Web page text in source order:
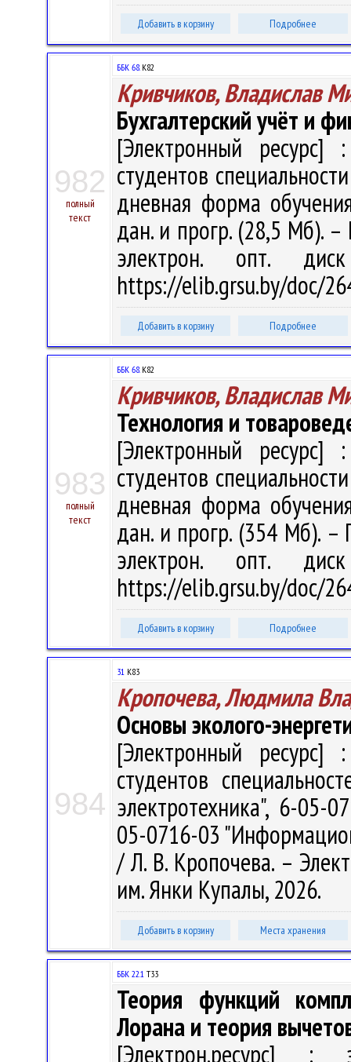
Добавить в корзину Подробнее
982
полный
текст
ББК 68.К82
Кривчиков, Владислав
Бухгалтерский учёт и
[Электронный ресурс]
студентов
дневная форма
дан. и прогр. (28,5 Мб).
электрон. опт.
https://elib.grsu.by/doc/
Добавить в корзину Подробнее
983
полный
текст
ББК 68.К82
Кривчиков, Владислав
Технология и
[Электронный ресурс]
студентов
дневная форма
дан. и прогр. (354 Мб). –
электрон. опт.
https://elib.grsu.by/doc/
Добавить в корзину Подробнее
984
31 К83
Кропочева, Людмила
Основы эколого-
[Электронный ресурс]
студентов
электротехника", 6-05-
05-0716-03
/ Л. В. Кропочева. –
им. Янки Купалы, 2026.
Добавить в корзину Места хранения
ББК 22.1 Т33
Теория функций
Лорана и теория
[Электрон.ресурс] :